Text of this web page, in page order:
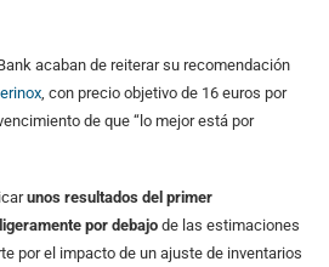
acaban de reiterar su recomendación
, con precio objetivo de 16 euros por
de que “lo mejor está por
unos resultados del primer
por debajo de las estimaciones
por el impacto de un ajuste de inventarios